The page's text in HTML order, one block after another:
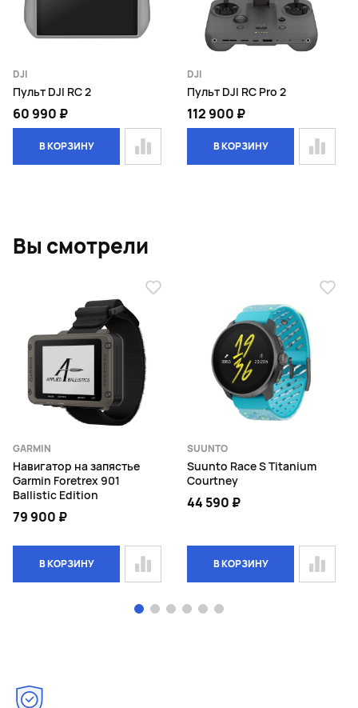
DJI
Пульт DJI RC 2
60 990 ₽
В КОРЗИНУ
DJI
Пульт DJI RC Pro 2
112 900 ₽
В КОРЗИНУ
Вы смотрели
GARMIN
Навигатор на запястье
Garmin Foretrex 901
Ballistic Edition
79 900 ₽
В КОРЗИНУ
SUUNTO
Suunto Race S Titanium
Courtney
44 590 ₽
В КОРЗИНУ